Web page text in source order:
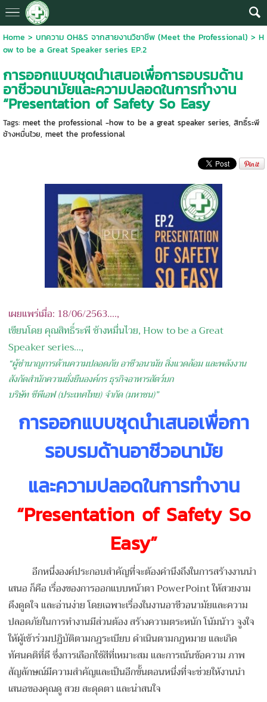
Home > บทความ OH&S จากสายงานวิชาชีพ (Meet the Professional) > H
ow to be a Great Speaker series EP.2
การออกแบบชุดนำเสนอเพื่อการอบรมด้าน
อาชีวอนามัยและความปลอดในการทำงาน
“Presentation of Safety So Easy
Tags: meet the professional -how to be a great speaker series, สิทธิ์ระพี
ช้างหมื่นไวย, meet the professional
เผยแพร่เมื่อ: 18/06/2563....,
เขียนโดย คุณสิทธิ์ระพี ช้างหมื่นไวย, How to be a Great
Speaker series...,
“ผู้ชำนาญการด้านความปลอดภัย อาชีวอนามัย สิ่งแวดล้อม และพลังงาน
สังกัดสำนักความยั่งยืนองค์กร ธุรกิจอาหารสัตว์บก
บริษัท ซีพีเอฟ (ประเทศไทย) จำกัด (มหาชน)”
การออกแบบชุดนำเสนอเพื่อกา
รอบรมด้านอาชีวอนามัย
และความปลอดในการทำงาน
“Presentation of Safety So
Easy”
อีกหนึ่งองค์ประกอบสำคัญที่จะต้องคำนึงถึงในการสร้างงานนำ
เสนอ ก็คือ เรื่องของการออกแบบหน้าตา PowerPoint ให้สวยงาม
ดึงดูดใจ และอ่านง่าย โดยเฉพาะเรื่องในงานอาชีวอนามัยและความ
ปลอดภัยในการทำงานมีส่วนต้อง สร้างความตระหนัก โน้มน้าว จูงใจ
ให้ผู้เข้าร่วมปฏิบัติตามกฎระเบียบ ดำเนินตามกฎหมาย และเกิด
ทัศนคติที่ดี ซึ่งการเลือกใช้สีที่เหมาะสม และการเน้นข้อความ ภาพ
สัญลักษณ์มีความสำคัญและเป็นอีกขั้นตอนหนึ่งที่จะช่วยให้งานนำ
เสนอของคุณดู สวย สะดุดตา และน่าสนใจ